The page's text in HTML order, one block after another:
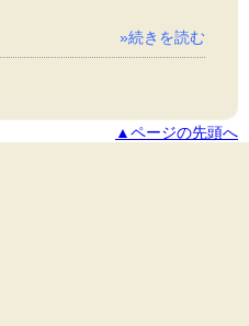
»続きを読む
▲ページの先頭へ